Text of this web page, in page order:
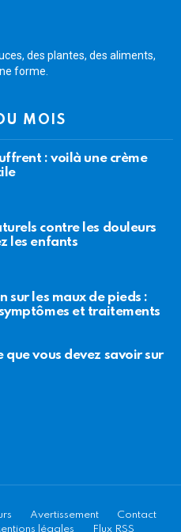
des plantes, des aliments,
forme.
MOIS
: voilà une crème
contre les douleurs
les enfants
sur les maux de pieds :
symptômes et traitements
que vous devez savoir sur
Avertissement
Contact
légales Flux RSS